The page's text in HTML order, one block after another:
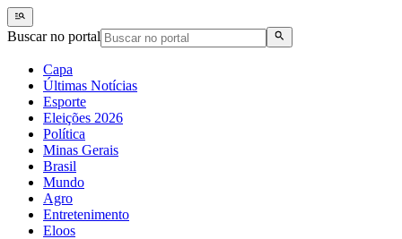
Buscar no portal
Capa
Últimas Notícias
Esporte
Eleições 2026
Política
Minas Gerais
Brasil
Mundo
Agro
Entretenimento
Eloos